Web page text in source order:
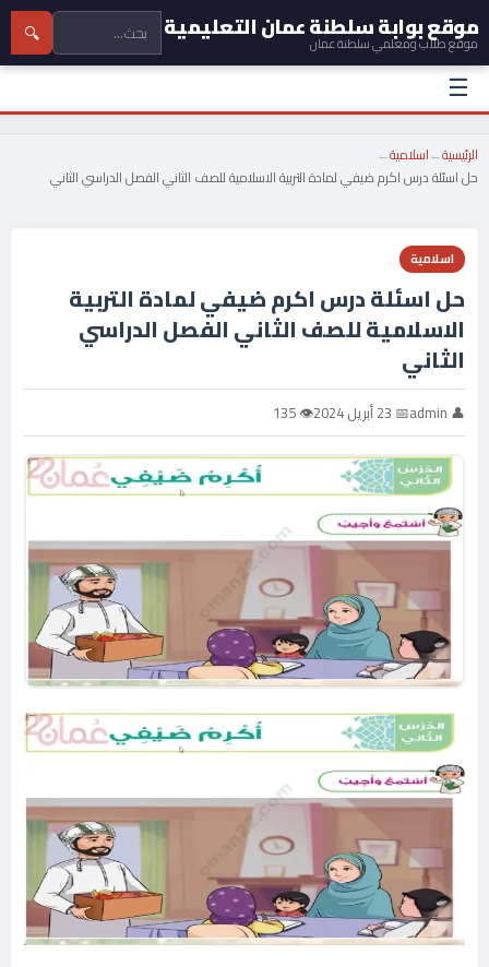
موقع بوابة سلطنة عمان التعليمية
موقع طلاب ومعلمي سلطنة عمان 🔍
☰
الرئيسية←اسلامية←
حل اسئلة درس اكرم ضيفي لمادة التربية الاسلامية للصف الثاني الفصل الدراسي الثاني
اسلامية
حل اسئلة درس اكرم ضيفي لمادة التربية
الاسلامية للصف الثاني الفصل الدراسي
الثاني
👤 admin 📅 23 أبريل 2024 👁 135